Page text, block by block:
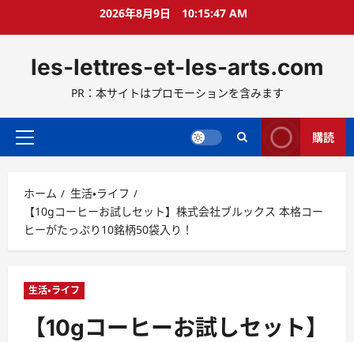
ス
ッ
2026年8月9日 10:15:48 AM
les-lettres-et-les-arts.com
PR：本サイトはプロモーションを含みます
メ
メ
ニ
ュ
ー
購読
ホーム
生活・ライフ
【10gコーヒーお試しセット】株式会社ブルックス 本格コー
ヒーがたっぷり10銘柄50袋入り！
生活・ライフ
【10gコーヒーお試しセット】